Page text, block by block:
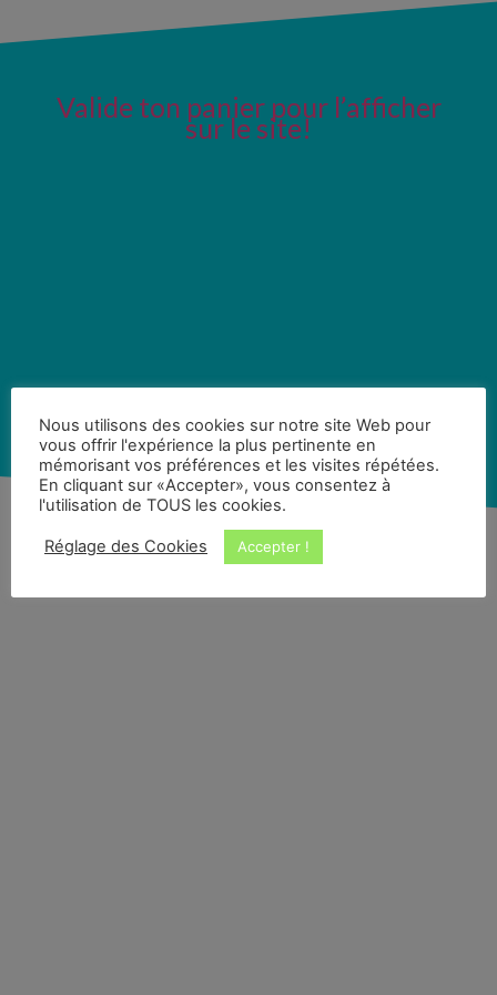
Valide ton panier pour l’afficher
sur le site!
Nous utilisons des cookies sur notre site Web pour
vous offrir l'expérience la plus pertinente en
mémorisant vos préférences et les visites répétées.
En cliquant sur «Accepter», vous consentez à
l'utilisation de TOUS les cookies.
Réglage des Cookies Accepter !